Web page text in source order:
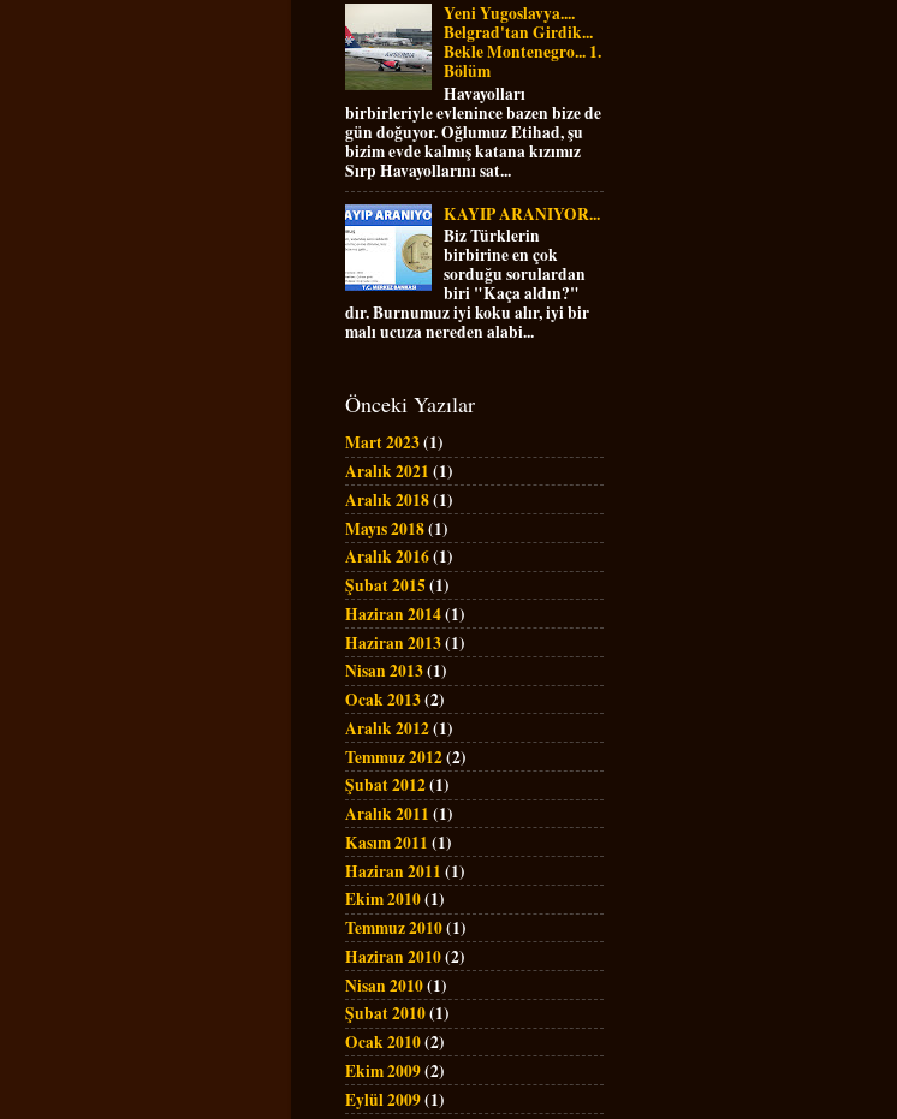
Yeni Yugoslavya....
Belgrad'tan Girdik...
Bekle Montenegro... 1.
Bölüm
Havayolları
birbirleriyle evlenince bazen bize de
gün doğuyor. Oğlumuz Etihad, şu
bizim evde kalmış katana kızımız
Sırp Havayollarını sat...
KAYIP ARANIYOR...
Biz Türklerin
birbirine en çok
sorduğu sorulardan
biri "Kaça aldın?"
dır. Burnumuz iyi koku alır, iyi bir
malı ucuza nereden alabi...
Önceki Yazılar
Mart 2023(1)
Aralık 2021 (1)
Aralık 2018(1)
Mayıs 2018(1)
Aralık 2016(1)
Şubat 2015(1)
Haziran 2014(1)
Haziran 2013(1)
Nisan 2013(1)
Ocak 2013(2)
Aralık 2012(1)
Temmuz 2012(2)
Şubat 2012(1)
Aralık 2011 (1)
Kasım 2011 (1)
Haziran 2011 (1)
Ekim 2010(1)
Temmuz 2010(1)
Haziran 2010(2)
Nisan 2010(1)
Şubat 2010(1)
Ocak 2010(2)
Ekim 2009(2)
Eylül 2009(1)